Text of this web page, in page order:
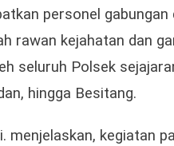
personel
rawan kejahatan dan
seluruh Polsek
hingga Besitang.
menjelaskan, kegiatan